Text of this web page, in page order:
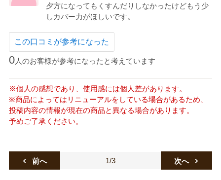
夕方になってもくすんだりしなかったけどもう少
しカバー力がほしいです。
この口コミが参考になった
0人のお客様が参考になったと考えています
※個人の感想であり、使用感には個人差があります。
※商品によってはリニューアルをしている場合があるため、
投稿内容の情報が現在の商品と異なる場合があります。
予めご了承ください。
1/3
前へ 次へ